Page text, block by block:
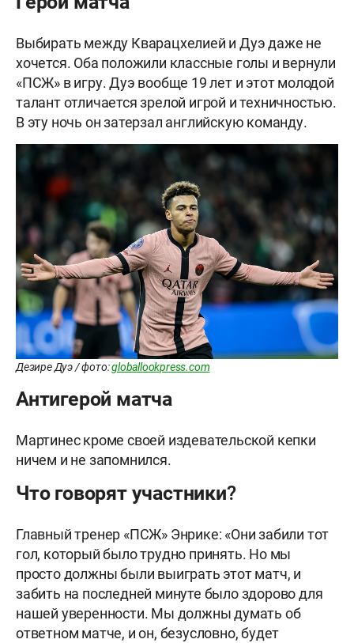
Выбирать между Кварацхелией и Дуэ даже не
хочется. Оба положили классные голы и вернули
«ПСЖ» в игру. Дуэ вообще 19 лет и этот молодой
талант отличается зрелой игрой и техничностью.
В эту ночь он затерзал английскую команду.
Дезире Дуэ / фото:globallookpress.com
Антигерой матча
Мартинес кроме своей издевательской кепки
ничем и не запомнился.
Что говорят участники?
Главный тренер «ПСЖ» Энрике: «Они забили тот
гол, который было трудно принять. Но мы
просто должны были выиграть этот матч, и
забить на последней минуте было здорово для
нашей уверенности. Мы должны думать об
ответном матче, и он, безусловно, будет